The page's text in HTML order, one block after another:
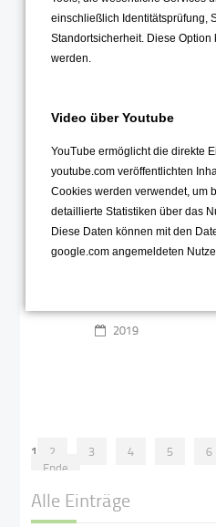
29 Jazzaholics
Die OHG-Bigband
einem Festakt der
in der Aula am
2019
1 2 3 4 5 6
Ende
Alle Einträge
einschließlich Identitätsprüfung,
Standortsicherheit. Diese
werden.
Video über Youtube
YouTube ermöglicht die direkte
youtube.com veröffentlichten
Cookies werden verwendet, um
detaillierte Statistiken über das
Diese Daten können mit den
google.com angemeldeten